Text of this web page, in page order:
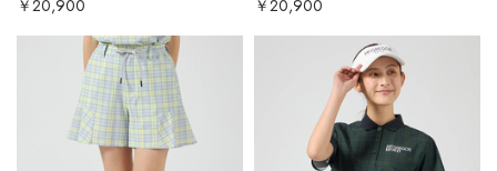
￥20,900 ￥20,900